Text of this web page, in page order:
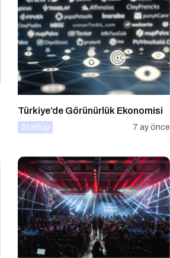
Türkiye’de Görünürlük Ekonomisi
Startup 7 ay önce